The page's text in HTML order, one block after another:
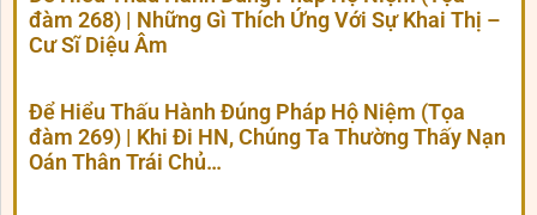
đàm 268) | Những Gì Thích Ứng Với Sự Khai Thị –
Cư Sĩ Diệu Âm
Để Hiểu Thấu Hành Đúng Pháp Hộ Niệm (Tọa
đàm 269) | Khi Đi HN, Chúng Ta Thường Thấy Nạn
Oán Thân Trái Chủ…